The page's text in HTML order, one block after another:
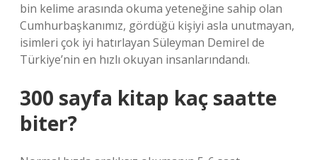
bin kelime arasında okuma yeteneğine sahip olan
Cumhurbaşkanımız, gördüğü kişiyi asla unutmayan,
isimleri çok iyi hatırlayan Süleyman Demirel de
Türkiye’nin en hızlı okuyan insanlarındandı.
300 sayfa kitap kaç saatte
biter?